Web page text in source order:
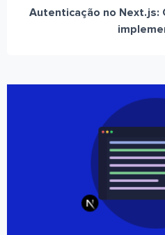
Autenticação no Next.js: